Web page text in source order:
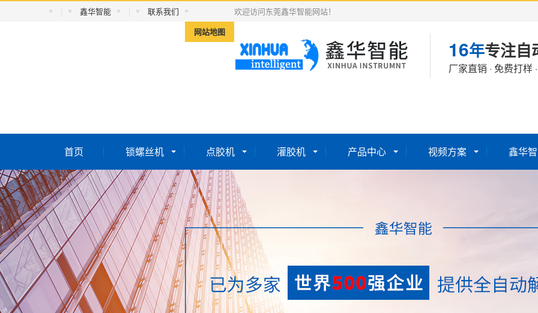
鑫华智能
联系我们
网站地图
欢迎访问东莞鑫华智能网站！
16年专注自
厂家直销 · 免费打样
首页 锁螺丝机 点胶机 灌胶机 产品中心 视频方案 鑫华